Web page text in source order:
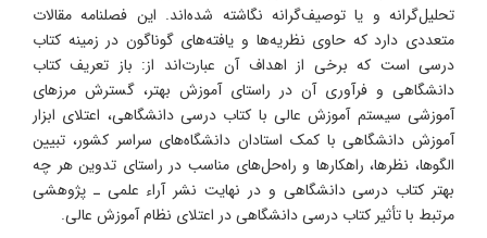
تحلیل‌گرانه و یا توصیف‌گرانه نگاشته شده‌اند. این فصلنامه مقالات
متعددی دارد که حاوی نظریه‌ها و یافته‌های گوناگون در زمینه کتاب
درسی است که برخی از اهداف آن عبارت‌اند از: باز تعریف کتاب
دانشگاهی و فرآوری آن در راستای آموزش بهتر، گسترش مرزهای
آموزشی سیستم آموزش عالی با کتاب درسی دانشگاهی، اعتلای ابزار
آموزش دانشگاهی با کمک استادان دانشگاه‌های سراسر کشور، تبیین
الگوها، نظرها، راهکارها و راه‌حل‌های مناسب در راستای تدوین هر چه
بهتر کتاب درسی دانشگاهی و در نهایت نشر آراء علمی ـ پژوهشی
مرتبط با تأثیر کتاب درسی دانشگاهی در اعتلای نظام آموزش عالی.